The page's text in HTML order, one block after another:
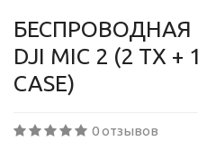
DJI MIC 2 (2 TX +
CASE)
0 отзывов